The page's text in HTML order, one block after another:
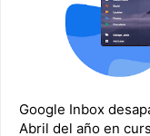
Google Inbox
Abril del año en